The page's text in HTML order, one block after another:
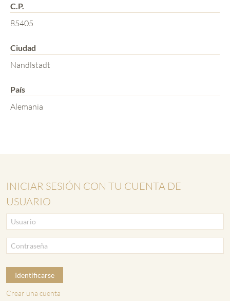
C.P.
85405
Ciudad
Nandlstadt
País
Alemania
INICIAR SESIÓN CON TU CUENTA DE
USUARIO
Identificarse
Crear una cuenta